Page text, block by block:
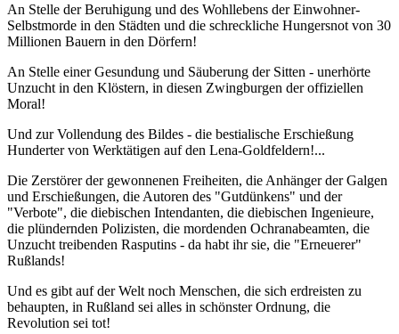
An Stelle der Beruhigung und des Wohllebens der Einwohner-
Selbstmorde in den Städten und die schreckliche Hungersnot von 30
Millionen Bauern in den Dörfern!
An Stelle einer Gesundung und Säuberung der Sitten - unerhörte
Unzucht in den Klöstern, in diesen Zwingburgen der offiziellen
Moral!
Und zur Vollendung des Bildes - die bestialische Erschießung
Hunderter von Werktätigen auf den Lena-Goldfeldern!...
Die Zerstörer der gewonnenen Freiheiten, die Anhänger der Galgen
und Erschießungen, die Autoren des "Gutdünkens" und der
"Verbote", die diebischen Intendanten, die diebischen Ingenieure,
die plündernden Polizisten, die mordenden Ochranabeamten, die
Unzucht treibenden Rasputins - da habt ihr sie, die "Erneuerer"
Rußlands!
Und es gibt auf der Welt noch Menschen, die sich erdreisten zu
behaupten, in Rußland sei alles in schönster Ordnung, die
Revolution sei tot!